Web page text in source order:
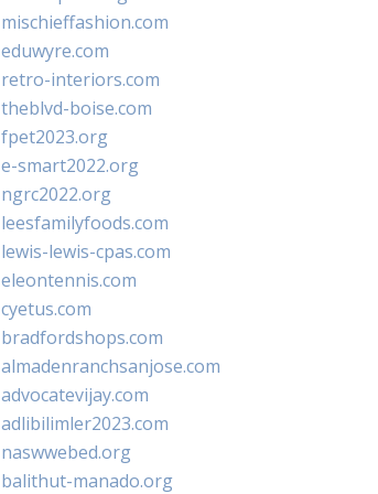
mischieffashion.com
eduwyre.com
retro-interiors.com
theblvd-boise.com
fpet2023.org
e-smart2022.org
ngrc2022.org
leesfamilyfoods.com
lewis-lewis-cpas.com
eleontennis.com
cyetus.com
bradfordshops.com
almadenranchsanjose.com
advocatevijay.com
adlibilimler2023.com
naswwebed.org
balithut-manado.org